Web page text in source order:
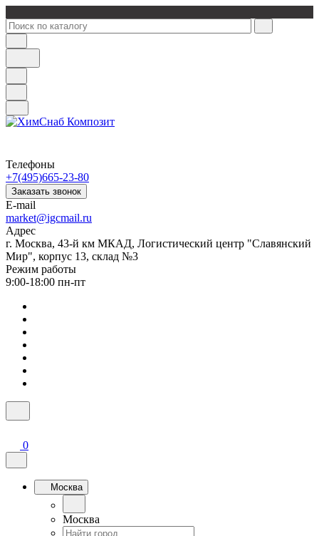
Телефоны
+7(495)665-23-80
Заказать звонок
E-mail
market@igcmail.ru
Адрес
г. Москва, 43-й км МКАД, Логистический центр "Славянский
Мир", корпус 13, склад №3
Режим работы
9:00-18:00 пн-пт
0
Москва
Москва